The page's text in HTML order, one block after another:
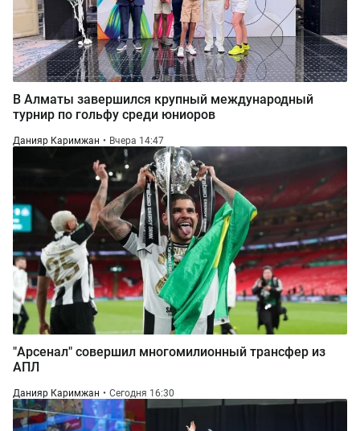
В Алматы завершился крупный международный
турнир по гольфу среди юниоров
Данияр Каримжан Вчера 14:47
"Арсенал" совершил многомилионный трансфер из
АПЛ
Данияр Каримжан Сегодня 16:30